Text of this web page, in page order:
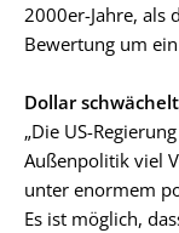
2000er-Jahre, als
Bewertung um
Dollar
„Die US-
Außenpolitik viel
unter enormem
Es ist möglich,